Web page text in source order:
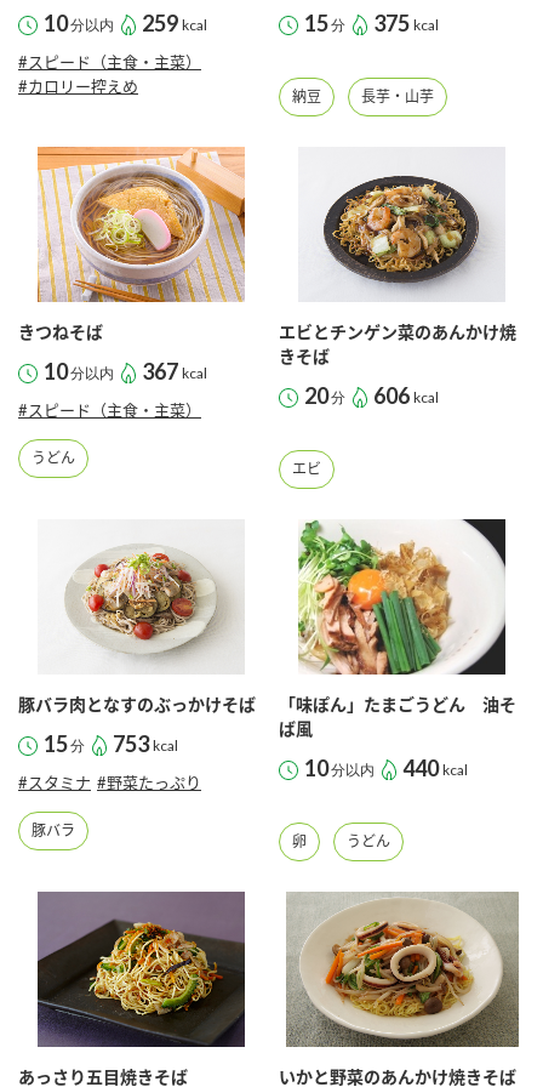
10分以内 259 kcal
#スピード（主食・主菜）
#カロリー控えめ
15分 375 kcal
納豆 長芋・山芋
きつねそば
10分以内 367 kcal
#スピード（主食・主菜）
うどん
エビとチンゲン菜のあんかけ焼
きそば
20分 606 kcal
エビ
豚バラ肉となすのぶっかけそば
15分 753 kcal
#スタミナ #野菜たっぷり
豚バラ
「味ぽん」たまごうどん 油そ
ば風
10分以内 440 kcal
卵 うどん
あっさり五目焼きそば いかと野菜のあんかけ焼きそば